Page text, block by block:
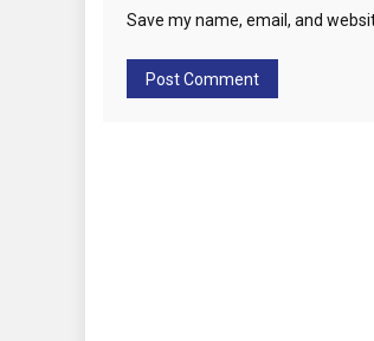
Save my name, email, and